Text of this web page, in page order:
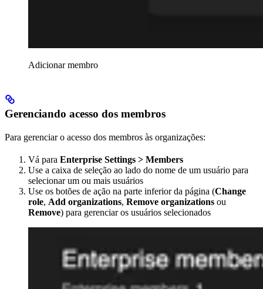
Adicionar membro
Gerenciando acesso dos membros
Para gerenciar o acesso dos membros às organizações:
Vá para Enterprise Settings > Members
Use a caixa de seleção ao lado do nome de um usuário para
selecionar um ou mais usuários
Use os botões de ação na parte inferior da página (Change
role, Add organizations, Remove organizations ou
Remove) para gerenciar os usuários selecionados